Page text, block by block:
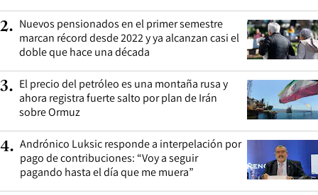
2. Nuevos pensionados en el primer semestre
marcan récord desde 2022 y ya alcanzan casi el
doble que hace una década
3. El precio del petróleo es una montaña rusa y
ahora registra fuerte salto por plan de Irán
sobre Ormuz
4. Andrónico Luksic responde a interpelación por
pago de contribuciones: “Voy a seguir
pagando hasta el día que me muera”